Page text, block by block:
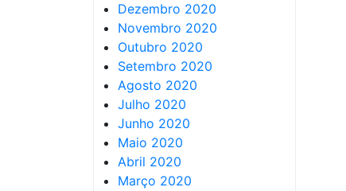
Dezembro 2020
Novembro 2020
Outubro 2020
Setembro 2020
Agosto 2020
Julho 2020
Junho 2020
Maio 2020
Abril 2020
Março 2020